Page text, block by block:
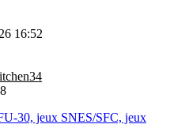
16:52
30, jeux SNES/SFC, jeux